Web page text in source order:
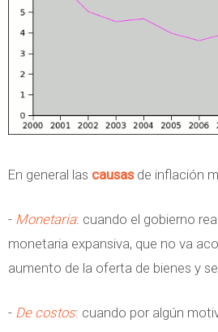
En general las causasde inflación
- Monetaria: cuando el gobierno
monetaria expansiva, que no va
aumento de la oferta de bienes y
- De costos: cuando por algún